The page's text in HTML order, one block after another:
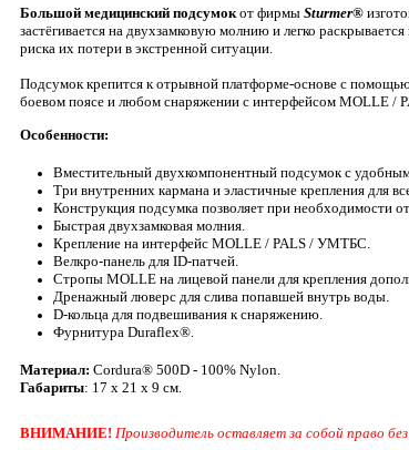
Большой медицинский подсумок от фирмы Sturmer®
застёгивается на двухзамковую молнию и легко
риска их потери в экстренной ситуации.
Подсумок крепится к отрывной платформе-основе с
боевом поясе и любом снаряжении с интерфейсом MOLLE
Особенности:
Вместительный двухкомпонентный подсумок с
Три внутренних кармана и эластичные крепления для
Конструкция подсумка позволяет при необходимости
Быстрая двухзамковая молния.
Крепление на интерфейс MOLLE / PALS / УМТБС.
Велкро-панель для ID-патчей.
Стропы MOLLE на лицевой панели для крепления
Дренажный люверс для слива попавшей внутрь воды.
D-кольца для подвешивания к снаряжению.
Фурнитура Duraflex®.
Материал: Cordura® 500D - 100% Nylon.
Габариты: 17 х 21 х 9 см.
ВНИМАНИЕ! Производитель оставляет за собой право